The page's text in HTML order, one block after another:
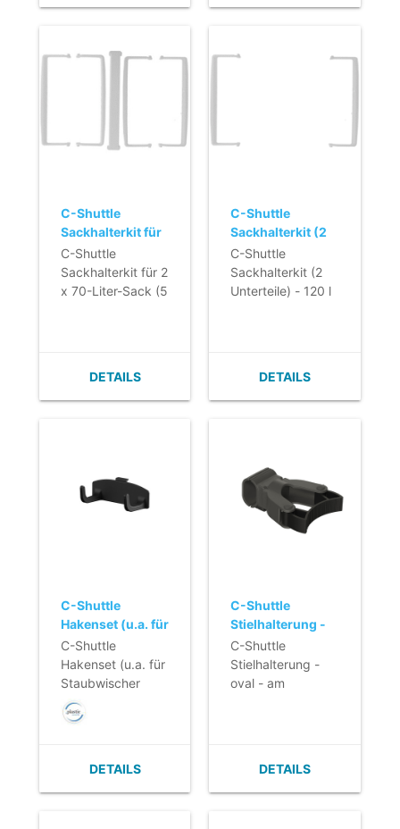
C-Shuttle
Sackhalterkit für
2 x 70-Liter-Sack
(5 Unterteile) -
grau
C-Shuttle
Sackhalterkit für 2
x 70-Liter-Sack (5
DETAILS
C-Shuttle
Sackhalterkit (2
Unterteile) - 120 l
- grau
C-Shuttle
Sackhalterkit (2
Unterteile) - 120 l
DETAILS
C-Shuttle
Hakenset (u.a. für
Staubwischer
oder
Sicherheitsbestimmungen)
C-Shuttle
Hakenset (u.a. für
Staubwischer
oder
Sicherheitsbestimmungen)
DETAILS
C-Shuttle
Stielhalterung -
oval - am
Aluminiumgriff
befestigt
C-Shuttle
Stielhalterung -
oval - am
DETAILS